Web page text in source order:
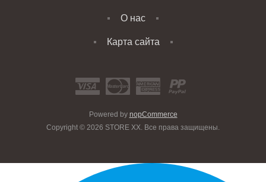
О нас
Карта сайта
Powered by nopCommerce
Copyright © 2026 STORE XX. Все права защищены.